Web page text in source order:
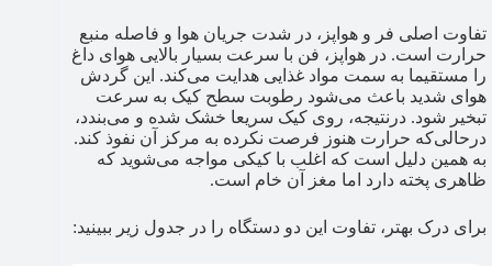
تفاوت اصلی فر و هواپز، در شدت جریان هوا و فاصله منبع
حرارت است. در هواپز، فن با سرعت بسیار بالایی هوای داغ
را مستقیما به سمت مواد غذایی هدایت می‌کند. این گردش
هوای شدید باعث می‌شود رطوبت سطح کیک به سرعت
تبخیر شود. درنتیجه، روی کیک سریعا خشک شده و می‌بندد،
درحالی‌که حرارت هنوز فرصت نکرده به مرکز آن نفوذ کند.
به همین دلیل است که اغلب با کیکی مواجه می‌شوید که
ظاهری پخته دارد اما مغز آن خام است.
برای درک بهتر، تفاوت این دو دستگاه را در جدول زیر ببینید: